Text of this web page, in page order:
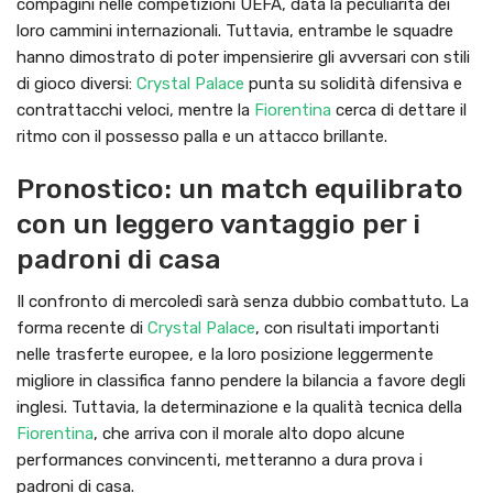
compagini nelle competizioni UEFA, data la peculiarità dei
loro cammini internazionali. Tuttavia, entrambe le squadre
hanno dimostrato di poter impensierire gli avversari con stili
di gioco diversi: Crystal Palace punta su solidità difensiva e
contrattacchi veloci, mentre la Fiorentina cerca di dettare il
ritmo con il possesso palla e un attacco brillante.
Pronostico: un match equilibrato
con un leggero vantaggio per i
padroni di casa
Il confronto di mercoledì sarà senza dubbio combattuto. La
forma recente di Crystal Palace, con risultati importanti
nelle trasferte europee, e la loro posizione leggermente
migliore in classifica fanno pendere la bilancia a favore degli
inglesi. Tuttavia, la determinazione e la qualità tecnica della
Fiorentina, che arriva con il morale alto dopo alcune
performances convincenti, metteranno a dura prova i
padroni di casa.